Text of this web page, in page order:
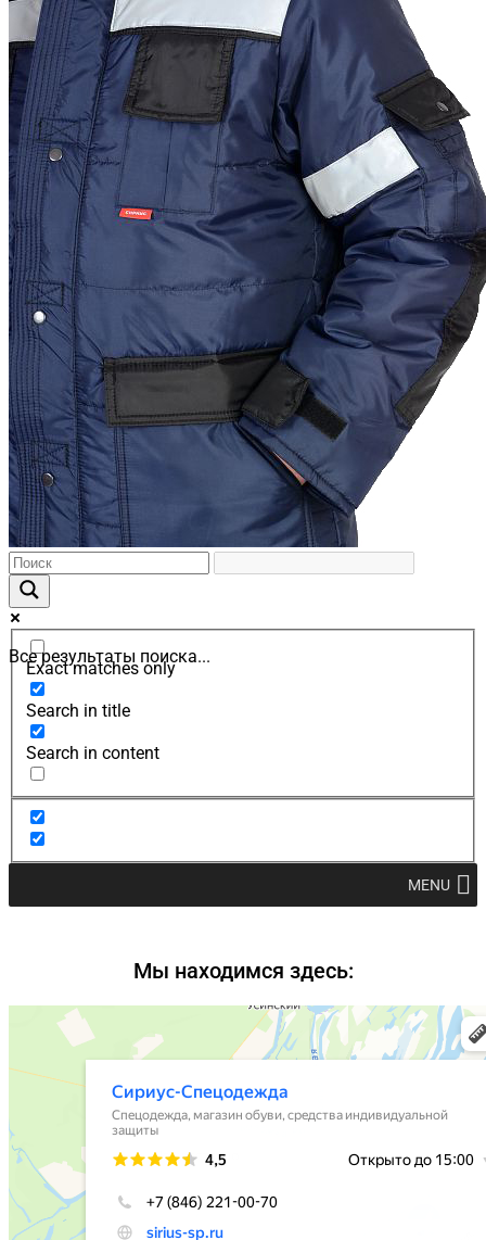
Все результаты поиска...
Exact matches only
Search in title
Search in content
MENU
Мы находимся здесь: